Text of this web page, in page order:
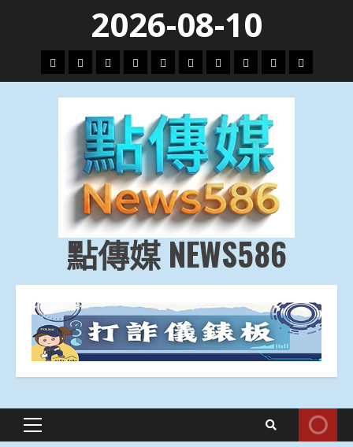
content
2026-08-10
頭
條
財
經
地
方.
會
文
教.
技
專
題
娛
樂
劇
政
治
國
際
運
動
生
活
點傳媒 NEWS586
Primary